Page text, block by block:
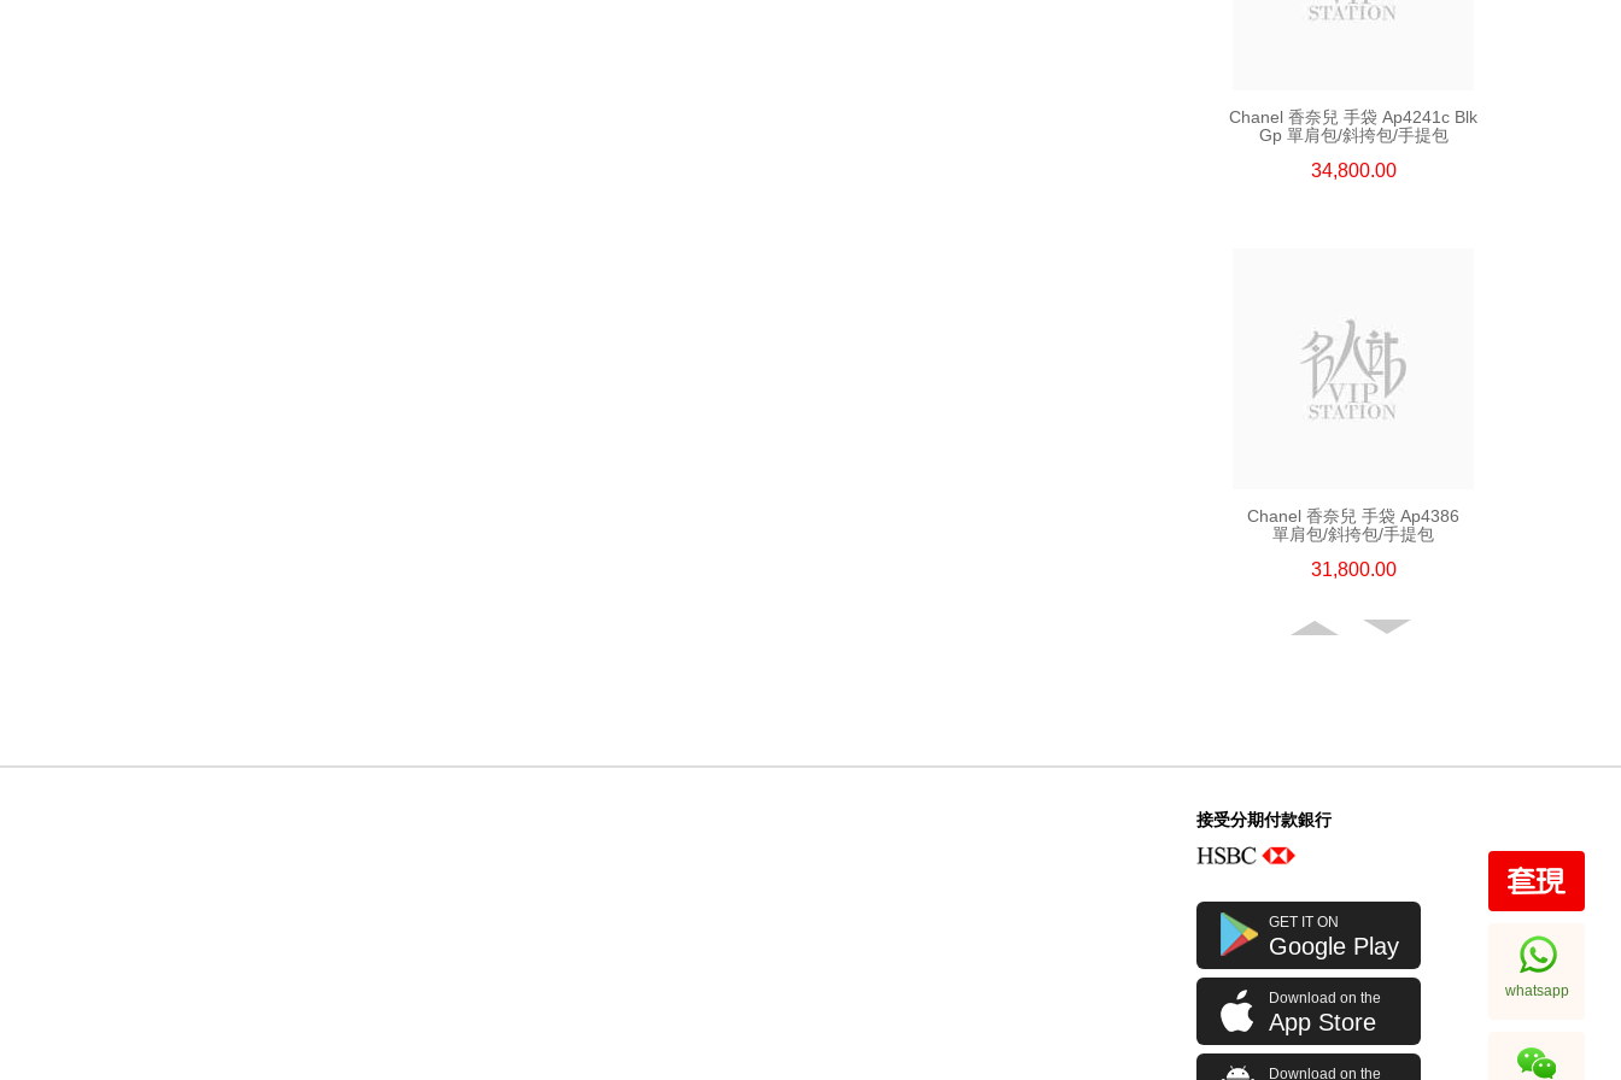
Chanel 香奈兒 手袋 Ap4241c Blk
Gp 單肩包/斜挎包/手提包
34,800.00
Chanel 香奈兒 手袋 Ap4386
單肩包/斜挎包/手提包
31,800.00
Chanel 香奈兒 手袋 Ap4936c Blk
Gp 單肩包/斜挎包
32,800.00
接受分期付款銀行
GET IT ON
Google Play
Download on the
App Store
Download on the
whatsapp